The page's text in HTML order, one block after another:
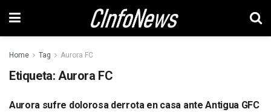
Home Tag Aurora FC
Etiqueta: Aurora FC
DEPORTES
Aurora sufre dolorosa derrota en casa ante Antigua GFC